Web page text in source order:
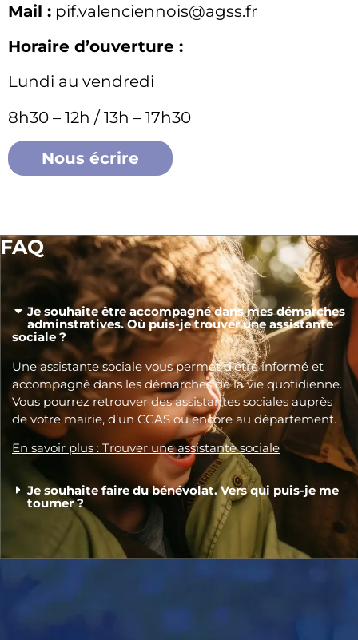
Mail : pif.valenciennois@agss.fr
Horaire d’ouverture :
Lundi au vendredi
8h30 – 12h / 13h – 17h30
Nous écrire
FAQ
Je souhaite être accompagné dans mes démarches
adminstratives. Où puis-je trouver une assistante
sociale ?
Une assistante sociale vous permet d’être informé et
accompagné dans les démarches de la vie quotidienne.
Vous pourrez retrouver des assistantes sociales auprès
de votre mairie, d’un CCAS ou encore au département.
En savoir plus : Trouver une assistante sociale
Je souhaite faire du bénévolat. Vers qui puis-je me
tourner ?